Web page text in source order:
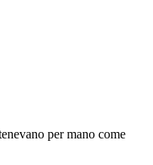
per mano come